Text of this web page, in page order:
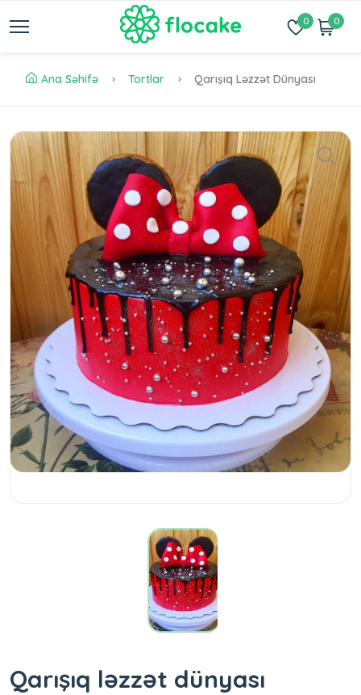
0 0
Ana Səhifə Tortlar Qarışıq Ləzzət Dünyası
Qarışıq ləzzət dünyası